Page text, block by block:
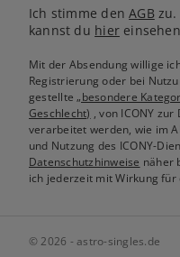
Ich stimme denAGB zu.
kannst du hier
Mit der Absendung willige
Registrierung oder bei
gestellte„besondere
Geschlecht) , von ICONY
verarbeitet werden, wie im
und Nutzung des ICONY-
Datenschutzhinweise näher
ich jederzeit mit Wirkung
© 2026 - astro-singles.de